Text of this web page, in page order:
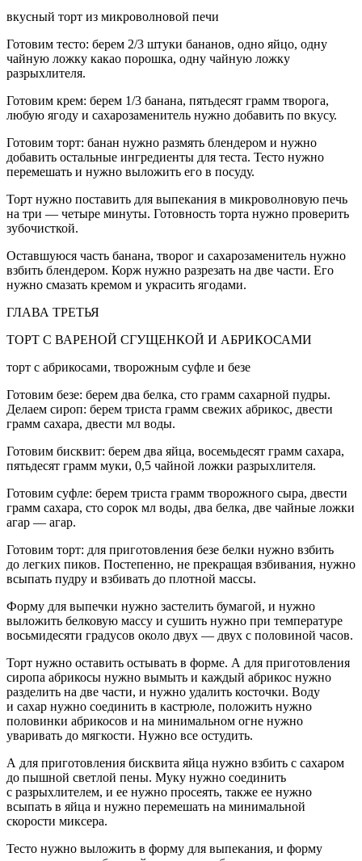
вкусный торт из микроволновой печи
Готовим тесто: берем 2/3 штуки бананов, одно яйцо, одну
чайную ложку какао порошка, одну чайную ложку
разрыхлителя.
Готовим крем: берем 1/3 банана, пятьдесят грамм творога,
любую ягоду и сахарозаменитель нужно добавить по вкусу.
Готовим торт: банан нужно размять блендером и нужно
добавить остальные ингредиенты для теста. Тесто нужно
перемешать и нужно выложить его в посуду.
Торт нужно поставить для выпекания в микроволновую печь
на три — четыре минуты. Готовность торта нужно проверить
зубочисткой.
Оставшуюся часть банана, творог и сахарозаменитель нужно
взбить блендером. Корж нужно разрезать на две части. Его
нужно смазать кремом и украсить ягодами.
ГЛАВА ТРЕТЬЯ
ТОРТ С ВАРЕНОЙ СГУЩЕНКОЙ И АБРИКОСАМИ
торт с абрикосами, творожным суфле и безе
Готовим безе: берем два белка, сто грамм сахарной пудры.
Делаем сироп: берем триста грамм свежих абрикос, двести
грамм сахара, двести мл воды.
Готовим бисквит: берем два яйца, восемьдесят грамм сахара,
пятьдесят грамм муки, 0,5 чайной ложки разрыхлителя.
Готовим суфле: берем триста грамм творожного сыра, двести
грамм сахара, сто сорок мл воды, два белка, две чайные ложки
агар — агар.
Готовим торт: для приготовления безе белки нужно взбить
до легких пиков. Постепенно, не прекращая взбивания, нужно
всыпать пудру и взбивать до плотной массы.
Форму для выпечки нужно застелить бумагой, и нужно
выложить белковую массу и сушить нужно при температуре
восьмидесяти градусов около двух — двух с половиной часов.
Торт нужно оставить остывать в форме. А для приготовления
сиропа абрикосы нужно вымыть и каждый абрикос нужно
разделить на две части, и нужно удалить косточки. Воду
и сахар нужно соединить в кастрюле, положить нужно
половинки абрикосов и на минимальном огне нужно
уваривать до мягкости. Нужно все остудить.
А для приготовления бисквита яйца нужно взбить с сахаром
до пышной светлой пены. Муку нужно соединить
с разрыхлителем, и ее нужно просеять, также ее нужно
всыпать в яйца и нужно перемешать на минимальной
скорости миксера.
Тесто нужно выложить в форму для выпекания, и форму